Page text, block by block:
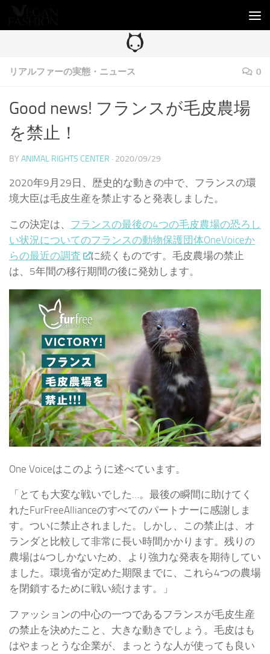
リアルファーの実態・ニュース 0
Good news! フランスが毛皮農場
を禁止！
BY ANIMAL RIGHTS CENTER · 2020/09/29
2020年9月29日、歴史的な動きの中で、フランスの環
境大臣は毛皮生産を禁止すると発表しました。
この決定は、 フランスの最後の4つの毛皮農場の恐ろし
い状況についてのフランスの動物保護団体OneVoiceか
らの最近の調査
に続くものです。 毛皮農場の禁止
は、5年間の移行期間の後に発効します。
One Voiceはこのように述べています。
「とても大変な戦いでした…。最後の瞬間に助けてく
れたFurFreeAllianceのすべてのパートナーに感謝しま
す。 ついに禁止されました。
しかし、この禁止は、オ
ランダと比較して非常に長い時間かかります。 残りの
農場は4つしかないため、より強力な発表を期待してい
ました。 環境省が定めた期限までに、これら4つの農場
を閉鎖するために戦い続けます。」
ファッションの中心の一つであるフランスが毛皮生産
の禁止を決めたこと、大きな動きでしょう。毛皮はも
はやまっとうな企業が、まっとうな人が使っても良い